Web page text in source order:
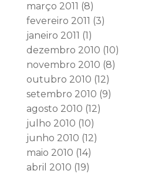
março 2011 (8)
fevereiro 2011 (3)
janeiro 2011 (1)
dezembro 2010 (10)
novembro 2010 (8)
outubro 2010 (12)
setembro 2010 (9)
agosto 2010 (12)
julho 2010 (10)
junho 2010 (12)
maio 2010 (14)
abril 2010 (19)